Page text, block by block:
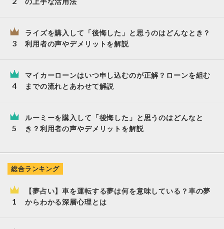
の上手な活用法
ライズを購入して「後悔した」と思うのはどんなとき？
利用者の声やデメリットを解説
マイカーローンはいつ申し込むのが正解？ローンを組む
までの流れとあわせて解説
ルーミーを購入して「後悔した」と思うのはどんなと
き？利用者の声やデメリットを解説
総合ランキング
【夢占い】車を運転する夢は何を意味している？車の夢
からわかる深層心理とは